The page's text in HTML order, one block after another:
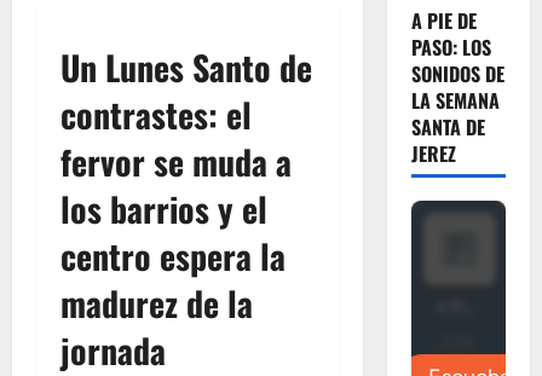
Un Lunes Santo de
contrastes: el
fervor se muda a
los barrios y el
centro espera la
madurez de la
jornada
A PIE DE
PASO: LOS
SONIDOS DE
LA SEMANA
SANTA DE
JEREZ